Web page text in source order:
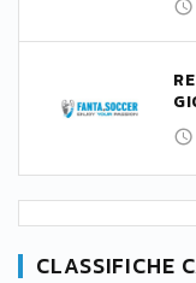
CLASSIFICHE